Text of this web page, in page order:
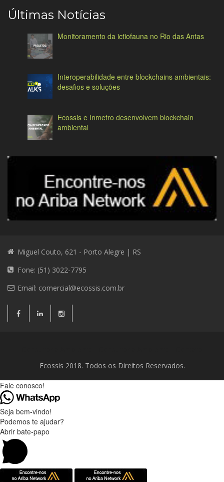
Últimas Notícias
Monitoramento da ictiofauna no Rio das Antas
Interoperabilidade entre blockchains ambientais:
desafios e soluções
Ecossis e Inmetro desenvolvem blockchain
ambiental
Miguel Couto, 621 - Porto Alegre | RS
Fone: (51) 3022-7795
Email: comercial@ecossis.com.br
Ecossis 2018. Todos os Direitos Reservados.
Fale conosco!
Seja bem-vindo!
Podemos te ajudar?
Abrir bate-papo